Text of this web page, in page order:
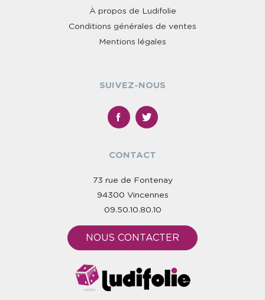
À propos de Ludifolie
Conditions générales de ventes
Mentions légales
SUIVEZ-NOUS
CONTACT
73 rue de Fontenay
94300 Vincennes
09.50.10.80.10
NOUS CONTACTER